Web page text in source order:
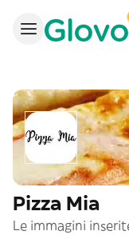
Pizza Mia